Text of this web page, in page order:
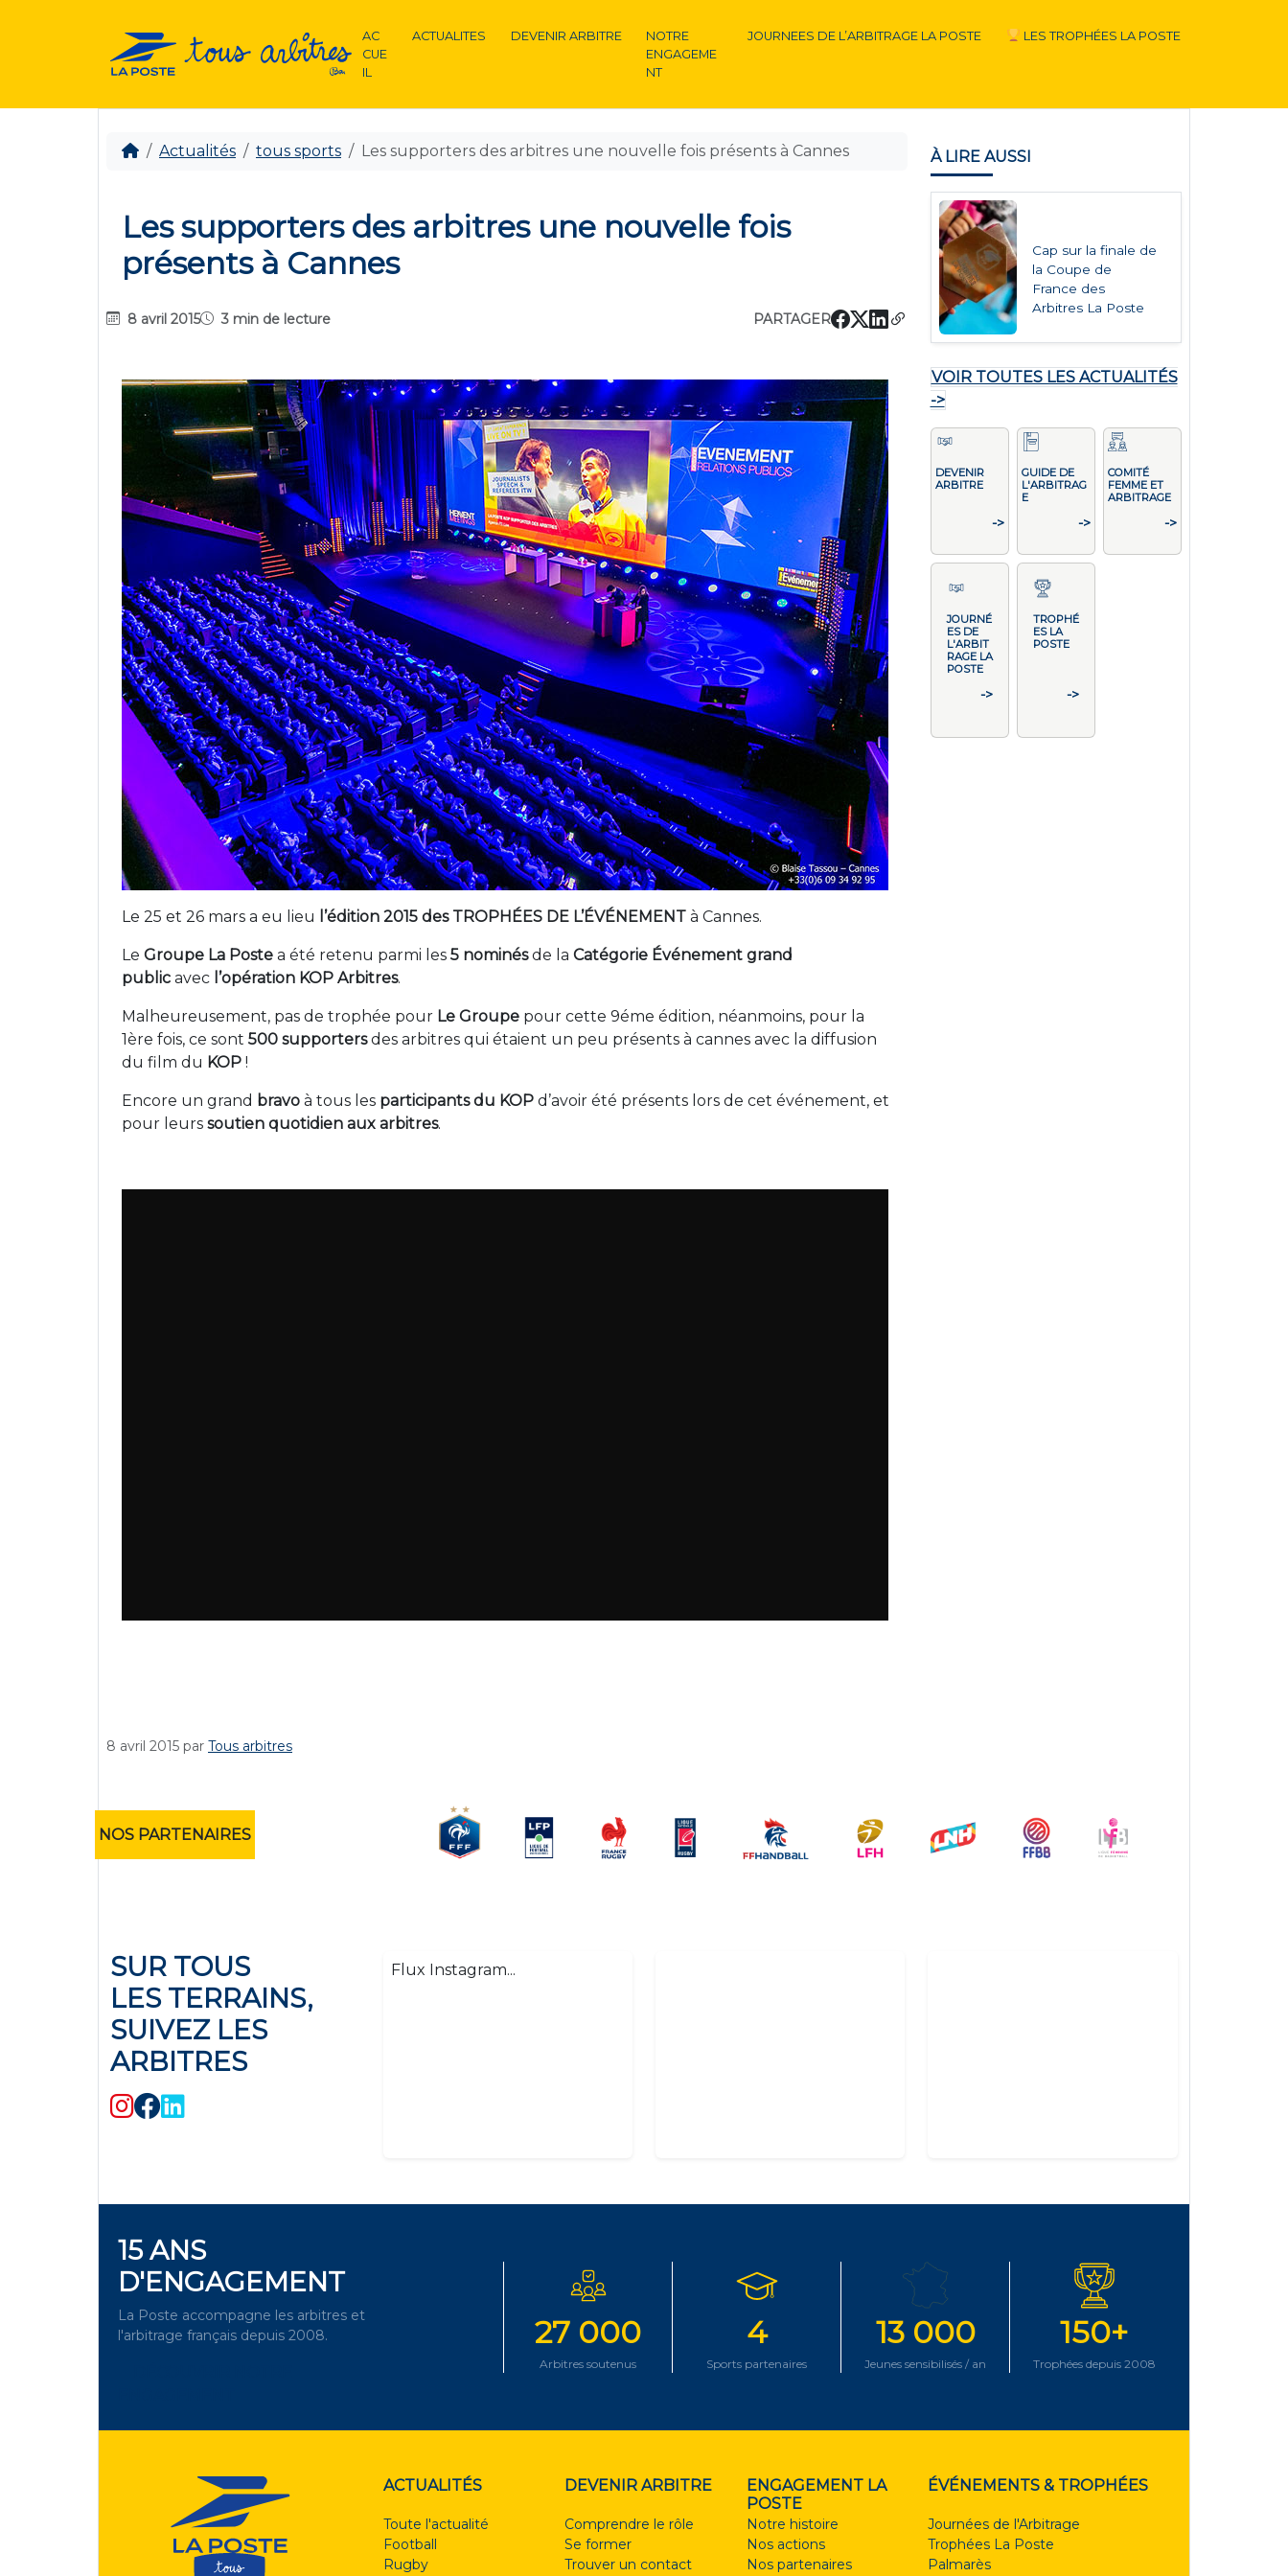
AC
CUE
IL
ACTUALITES DEVENIR ARBITRE
NOTRE
ENGAGEME
NT
JOURNEES DE L’ARBITRAGE LA POSTE LES TROPHÉES LA POSTE
Actualités tous sports Les supporters des arbitres une nouvelle fois présents à Cannes
Les supporters des arbitres une nouvelle fois
présents à Cannes
8 avril 2015 3 min de lecture PARTAGER
Le 25 et 26 mars a eu lieu l’édition 2015 des TROPHÉES DE L’ÉVÉNEMENT à Cannes.
Le Groupe La Poste a été retenu parmi les 5 nominésde la Catégorie Événement grand
public avec l’opération KOP Arbitres.
Malheureusement, pas de trophée pour Le Groupe pour cette 9éme édition, néanmoins, pour la
1ère fois, ce sont 500 supportersdes arbitres qui étaient un peu présents à cannes avec la diffusion
du film du KOP !
Encore un grand bravo à tous les participants du KOP d’avoir été présents lors de cet événement, et
pour leurs soutien quotidien aux arbitres.
8 avril 2015 par Tous arbitres
À LIRE AUSSI
Cap sur la finale de
la Coupe de
France des
Arbitres La Poste
VOIR TOUTES LES ACTUALITÉS
->
DEVENIR
ARBITRE
->
GUIDE DE
L'ARBITRAG
E
->
COMITÉ
FEMME ET
ARBITRAGE
->
JOURNÉ
ES DE
L'ARBIT
RAGE LA
POSTE
->
TROPHÉ
ES LA
POSTE
->
NOS PARTENAIRES
SUR TOUS
LES TERRAINS,
SUIVEZ LES
ARBITRES
Flux Instagram...
15 ANS
D'ENGAGEMENT
La Poste accompagne les arbitres et
l'arbitrage français depuis 2008.
27 000
Arbitres soutenus
4
Sports partenaires
13 000
Jeunes sensibilisés / an
150+
Trophées depuis 2008
ACTUALITÉS
Toute l'actualité
Football
Rugby
DEVENIR ARBITRE
Comprendre le rôle
Se former
Trouver un contact
ENGAGEMENT LA
POSTE
Notre histoire
Nos actions
Nos partenaires
ÉVÉNEMENTS & TROPHÉES
Journées de l'Arbitrage
Trophées La Poste
Palmarès